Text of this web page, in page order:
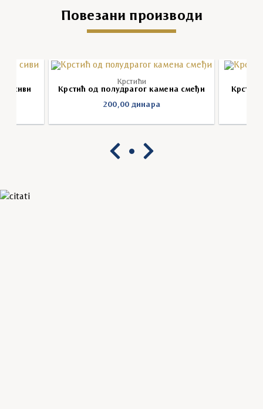
Повезани производи
сиви
Крстићи
Крстић од полудрагог камена смеђи
200,00динара
Крстић